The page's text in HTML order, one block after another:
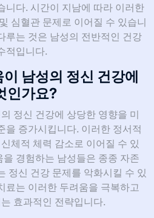
니다. 시간이 지남에 따라 이러한
심혈관 문제로 이어질 수 있습니
루는 것은 남성의 전반적인 건강
적입니다.
남성의 정신 건강에
인가요?
정신 건강에 상당한 영향을 미
을 증가시킵니다. 이러한 정서적
체적 체력 감소로 이어질 수 있
경험하는 남성들은 종종 자존
정신 건강 문제를 악화시킬 수 있
료는 이러한 두려움을 극복하고
효과적인 전략입니다.